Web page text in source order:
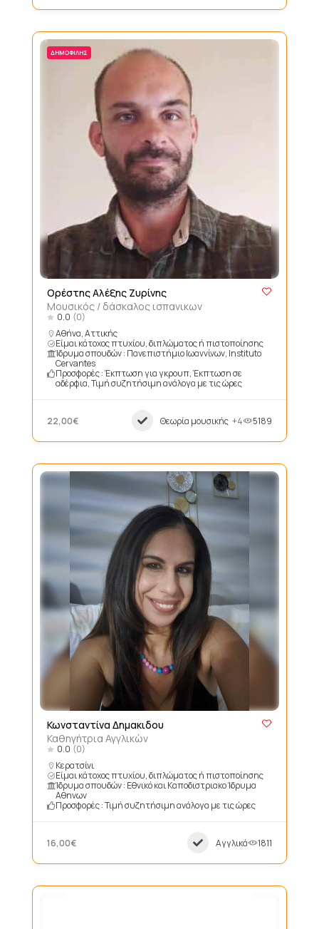
ΔΗΜΟΦΙΛΉΣ
Ορέστης Αλέξης Ζυρίνης
Μουσικός / δάσκαλος ισπανικων
0.0 (0)
Αθήνα, Αττικής
Είμαι κάτοχος πτυχίου, διπλώματος ή πιστοποίησης
Ίδρυμα σπουδών : Πανεπιστήμιο Ιωαννίνων, Instituto
Cervantes
Προσφορές : Έκπτωση για γκρουπ, Έκπτωση σε
αδέρφια, Τιμή συζητήσιμη ανάλογα με τις ώρες
22,00€ Θεωρία μουσικής +4 5189
Κωνσταντίνα Δημακιδου
Καθηγήτρια Αγγλικών
0.0 (0)
Κερατσίνι
Είμαι κάτοχος πτυχίου, διπλώματος ή πιστοποίησης
Ίδρυμα σπουδών : Εθνικό και Καποδιστριακο Ίδρυμα
Αθηνων
Προσφορές : Τιμή συζητήσιμη ανάλογα με τις ώρες
16,00€ Αγγλικά 1811